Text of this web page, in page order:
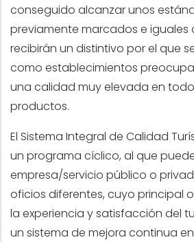
conseguido alcanzar unos
previamente marcados e iguales
recibirán un distintivo por el que
como establecimientos
una calidad muy elevada en
productos.
El Sistema Integral de Calidad
un programa cíclico, al que
empresa/servicio público o
oficios diferentes, cuyo principal
la experiencia y satisfacción del
un sistema de mejora continua